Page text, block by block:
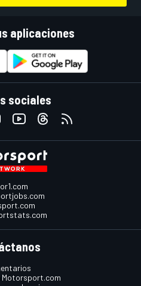
aplicaciones
sociales
Motorsport.com